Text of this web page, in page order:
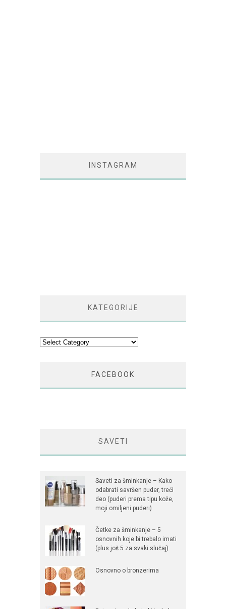
INSTAGRAM
KATEGORIJE
Kategorije
FACEBOOK
SAVETI
Saveti za šminkanje – Kako
odabrati savršen puder, treći
deo (puderi prema tipu kože,
moji omiljeni puderi)
Četke za šminkanje – 5
osnovnih koje bi trebalo imati
(plus još 5 za svaki slučaj)
Osnovno o bronzerima